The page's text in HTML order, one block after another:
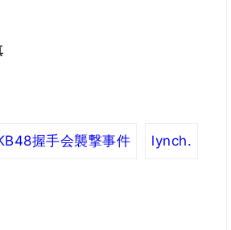
握手会襲撃事件 lynch.